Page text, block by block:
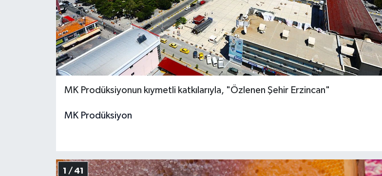
MK Prodüksiyonun kıymetli katkılarıyla, "Özlenen Şehir Erzincan"
MK Prodüksiyon
1 / 41
Kültür Sanat
Magazin
Politika
Son Dakika